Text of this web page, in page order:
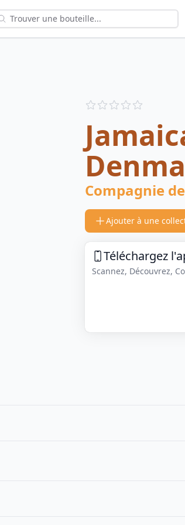
Reviews
Compagnie
Ajouter à une
Téléchargez
Scannez, Découvrez,